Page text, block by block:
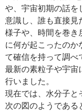
や、宇宙初期の話を
意識し、誰も直接見
様子や、時間を巻き
に何が起こったのか
て確信を持って調べ
最新の素粒子や宇宙
行いました。
現在では、水分子と
次の図のようである